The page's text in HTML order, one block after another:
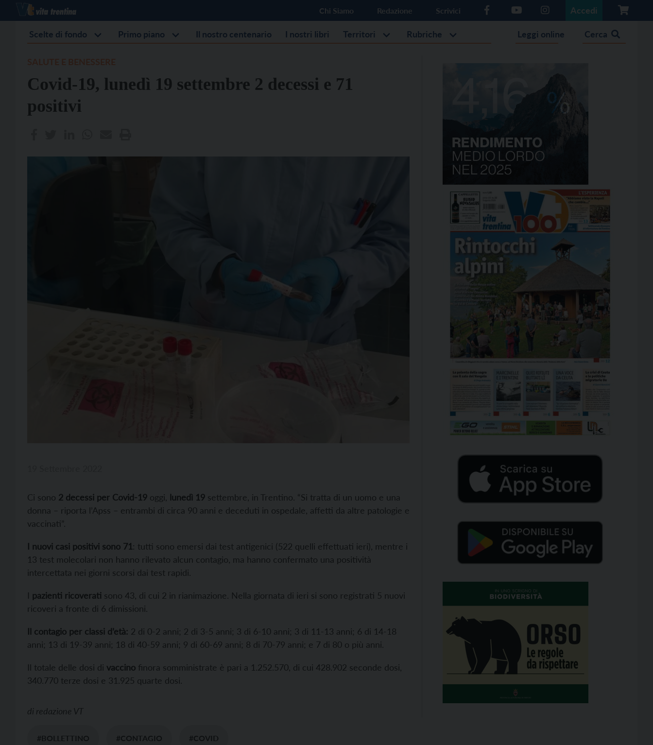
Chi Siamo Redazione Scrivici Accedi
Scelte di fondo Primo piano Il nostro centenario I nostri libri Territori Rubriche Leggi online Cerca
Covid-19, lunedì 19 settembre 2 decessi e 71
positivi
Ci sono 2 decessi per Covid-19 oggi, lunedì 19 settembre, in Trentino. “Si tratta di un uomo e una
donna – riporta l’Apss – entrambi di circa 90 anni e deceduti in ospedale, affetti da altre patologie e
vaccinati”.
I nuovi casi positivi sono 71: tutti sono emersi dai test antigenici (522 quelli effettuati ieri), mentre i
13 test molecolari non hanno rilevato alcun contagio, ma hanno confermato una positività
intercettata nei giorni scorsi dai test rapidi.
I pazienti ricoverati sono 43, di cui 2 in rianimazione. Nella giornata di ieri si sono registrati 5 nuovi
ricoveri a fronte di 6 dimissioni.
Il contagio per classi d’età: 2 di 0-2 anni; 2 di 3-5 anni; 3 di 6-10 anni; 3 di 11-13 anni; 6 di 14-18
anni; 13 di 19-39 anni; 18 di 40-59 anni; 9 di 60-69 anni; 8 di 70-79 anni; e 7 di 80 o più anni.
Il totale delle dosi di vaccino finora somministrate è pari a 1.252.570, di cui 428.902 seconde dosi,
340.770 terze dosi e 31.925 quarte dosi.
di redazione VT
#BOLLETTINO #CONTAGIO #COVID